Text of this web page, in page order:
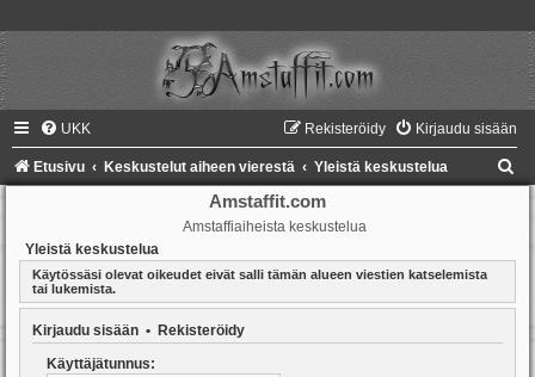
UKK Kirjaudu sisään
Rekisteröidy
Etusivu Keskustelut aiheen vierestä Yleistä keskustelua
Amstaffit.com
Amstaffiaiheista keskustelua
Yleistä keskustelua
Käytössäsi olevat oikeudet eivät salli tämän alueen viestien katselemista
tai lukemista.
Kirjaudu sisään • Rekisteröidy
Käyttäjätunnus: